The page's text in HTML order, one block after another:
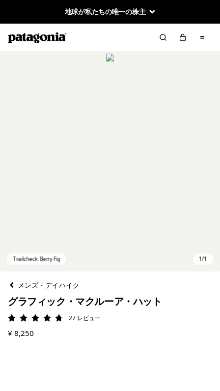
地球が私たちの唯一の株主
メンズ・デイハイク
グラフィック・マクルーア・ハット
評価: 4.7 / 5
27 レビュー
¥ 8,250